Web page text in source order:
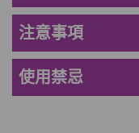
此商品
注意事項
使用禁忌